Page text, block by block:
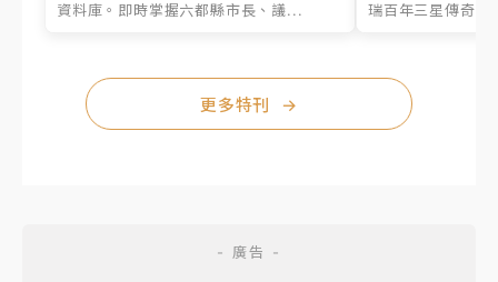
資料庫。即時掌握六都縣市長、議...
瑞百年三星傳奇、
更多特刊 →